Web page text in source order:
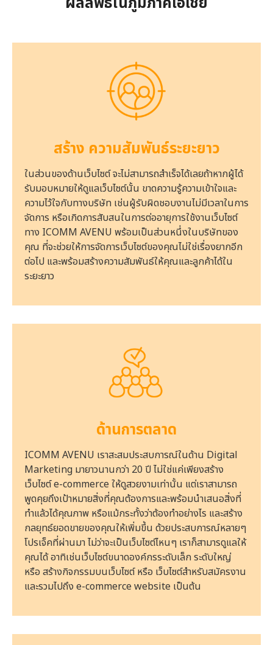
สร้าง ความสัมพันธ์ระยะยาว
ในส่วนของด้านเว็บไซต์ จะไม่สามารถสำเร็จได้เลยถ้าหากผู้ได้
รับมอบหมายให้ดูแลเว็บไซต์นั้น ขาดความรู้ความเข้าใจและ
ความไว้ใจกับทางบริษัท เช่นผู้รับผิดชอบงานไม่มีเวลาในการ
จัดการ หรือเกิดการสับสนในการต่ออายุการใช้งานเว็บไซต์
ทาง ICOMM AVENU พร้อมเป็นส่วนหนึ่งในบริษัทของ
คุณ ที่จะช่วยให้การจัดการเว็บไซต์ของคุณไม่ใช่เรื่องยากอีก
ต่อไป และพร้อมสร้างความสัมพันธ์ให้คุณและลูกค้าได้ใน
ระยะยาว
ด้านการตลาด
ICOMM AVENU เราสะสมประสบการณ์ในด้าน Digital
Marketing มายาวนานกว่า 20 ปี ไม่ใช่แค่เพียงสร้าง
เว็บไซต์ e-commerce ให้ดูสวยงามเท่านั้น แต่เราสามารถ
พูดคุยถึงเป้าหมายสิ่งที่คุณต้องการและพร้อมนำเสนอสิ่งที่
ทำแล้วได้คุณภาพ หรือแม้กระทั้งว่าต้องทำอย่างไร และสร้าง
กลยุทธ์ยอดขายของคุณให้เพิ่มขึ้น ด้วยประสบการณ์หลายๆ
โปรเจ็คที่ผ่านมา ไม่ว่าจะเป็นเว็บไซต์ไหนๆ เราก็สามารดูแลให้
คุณได้ อาทิเช่นเว็บไซต์ขนาดองค์กรระดับเล็ก ระดับใหญ่
หรือ สร้างกิจกรรมบนเว็บไซต์ หรือ เว็บไซต์สำหรับสมัครงาน
และรวมไปถึง e-commerce website เป็นต้น